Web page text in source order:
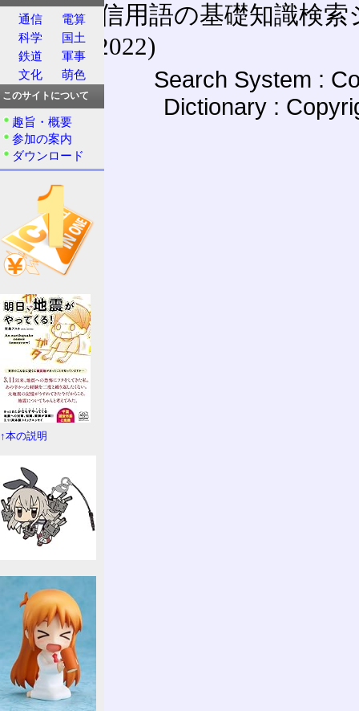
通信用語の基礎知識検索
(27-May-2022)
Search System :
Dictionary :
通信
電算
科学
国土
鉄道
軍事
文化
萌色
このサイトについて
趣旨・概要
参加の案内
ダウンロード
↑本の説明